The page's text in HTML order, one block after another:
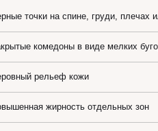
точки на спине, груди, плечах
комедоны в виде мелких
рельеф кожи
жирность отдельных зон